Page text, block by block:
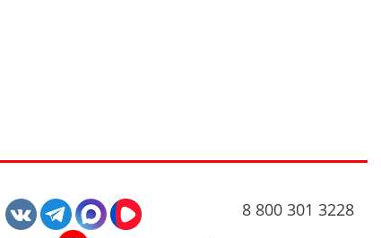
8 800 301 3228